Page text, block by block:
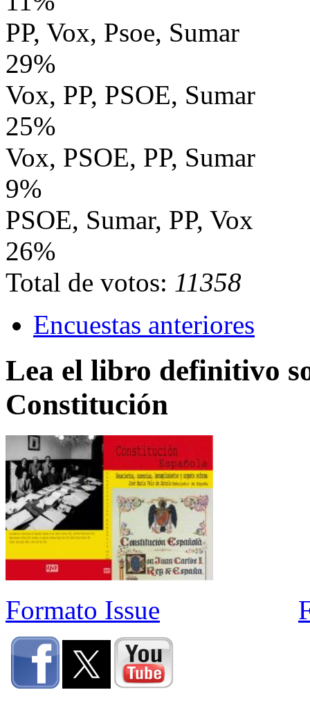
PP, Vox, Psoe, Sumar
29%
Vox, PP, PSOE, Sumar
25%
Vox, PSOE, PP, Sumar
9%
PSOE, Sumar, PP, Vox
26%
Total de votos: 11358
Encuestas anteriores
Lea el libro definitivo
Constitución
Formato Issue